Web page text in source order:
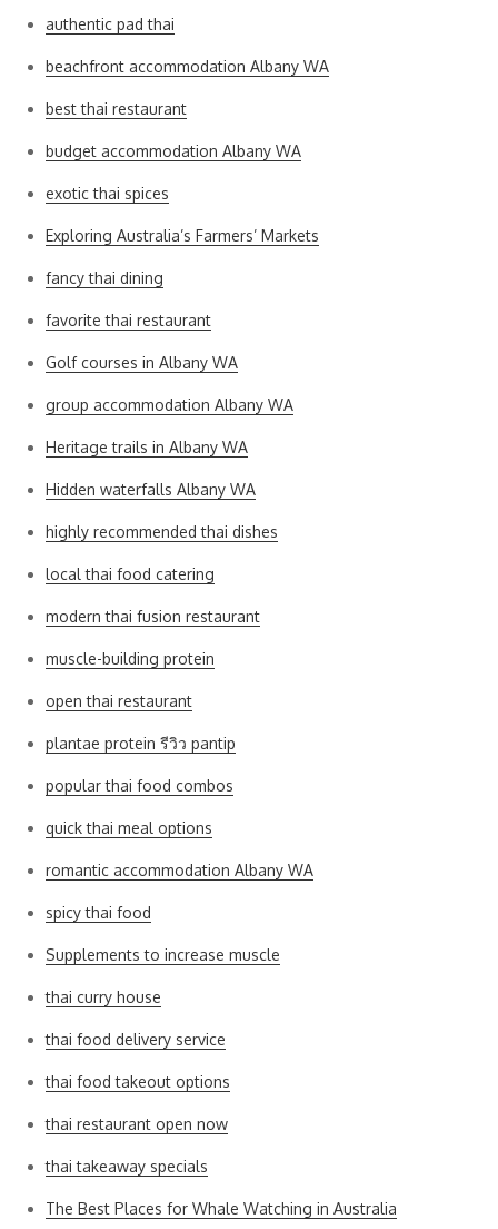
authentic pad thai
beachfront accommodation Albany WA
best thai restaurant
budget accommodation Albany WA
exotic thai spices
Exploring Australia’s Farmers’ Markets
fancy thai dining
favorite thai restaurant
Golf courses in Albany WA
group accommodation Albany WA
Heritage trails in Albany WA
Hidden waterfalls Albany WA
highly recommended thai dishes
local thai food catering
modern thai fusion restaurant
muscle-building protein
open thai restaurant
plantae protein รีวิว pantip
popular thai food combos
quick thai meal options
romantic accommodation Albany WA
spicy thai food
Supplements to increase muscle
thai curry house
thai food delivery service
thai food takeout options
thai restaurant open now
thai takeaway specials
The Best Places for Whale Watching in Australia